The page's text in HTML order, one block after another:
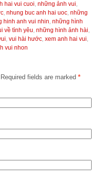
hai vui cuoi, những ảnh vui,
, nhung buc anh hai uoc, những
hinh anh vui nhin, những hình
về tình yêu, những hình ảnh hài,
, vui hài hước, xem anh hai vui,
vui nhon
Required fields are marked *